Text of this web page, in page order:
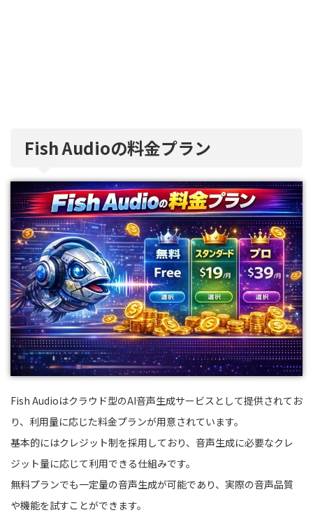
Fish Audioの料金プラン
Fish Audioはクラウド型のAI音声生成サービスとして提供されてお
り、利用量に応じた料金プランが用意されています。
基本的にはクレジット制を採用しており、音声生成に必要なクレ
ジット量に応じて利用できる仕組みです。
無料プランでも一定量の音声生成が可能であり、実際の音声品質
や機能を試すことができます。